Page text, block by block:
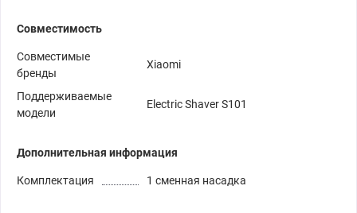
Совместимость
Совместимые
бренды
Xiaomi
Поддерживаемые
модели
Electric Shaver S101
Дополнительная информация
Комплектация 1 сменная насадка